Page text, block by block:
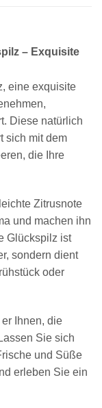
– Exquisite
eine exquisite
Diese natürlich
sich mit dem
die Ihre
Zitrusnote
und machen ihn
Glückspilz ist
sondern dient
oder
Ihnen, die
Sie sich
und Süße
erleben Sie ein